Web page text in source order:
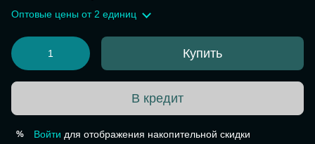
Оптовые цены от 2 единиц
Купить
В кредит
% Войти для отображения накопительной скидки